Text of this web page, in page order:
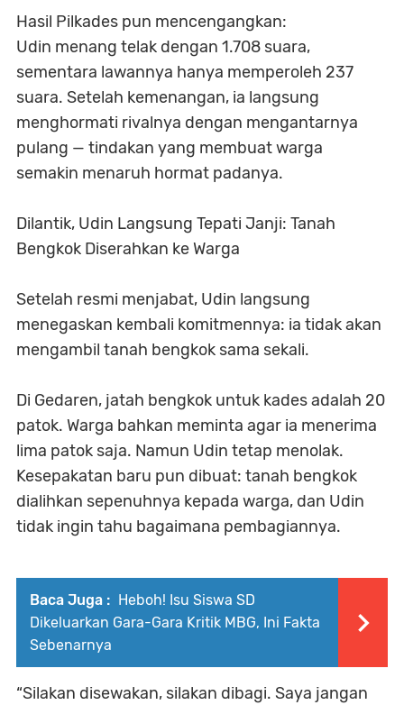
Hasil Pilkades pun mencengangkan:
Udin menang telak dengan 1.708 suara,
sementara lawannya hanya memperoleh 237
suara. Setelah kemenangan, ia langsung
menghormati rivalnya dengan mengantarnya
pulang — tindakan yang membuat warga
semakin menaruh hormat padanya.
Dilantik, Udin Langsung Tepati Janji: Tanah
Bengkok Diserahkan ke Warga
Setelah resmi menjabat, Udin langsung
menegaskan kembali komitmennya: ia tidak akan
mengambil tanah bengkok sama sekali.
Di Gedaren, jatah bengkok untuk kades adalah 20
patok. Warga bahkan meminta agar ia menerima
lima patok saja. Namun Udin tetap menolak.
Kesepakatan baru pun dibuat: tanah bengkok
dialihkan sepenuhnya kepada warga, dan Udin
tidak ingin tahu bagaimana pembagiannya.
Baca Juga : Heboh! Isu Siswa SD
Dikeluarkan Gara-Gara Kritik MBG, Ini Fakta
Sebenarnya
“Silakan disewakan, silakan dibagi. Saya jangan